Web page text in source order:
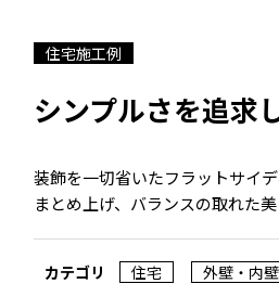
住宅施工例
シンプルさを追求
装飾を一切省いたフラットサイ
まとめ上げ、バランスの取れた
カテゴリ 住宅
外壁・内壁